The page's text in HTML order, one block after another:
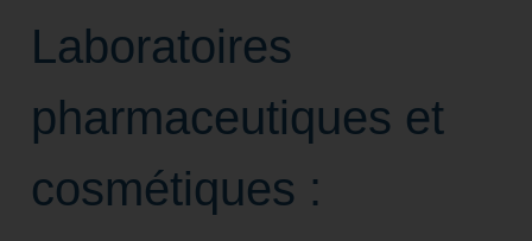
Laboratoires
pharmaceutiques et
cosmétiques :